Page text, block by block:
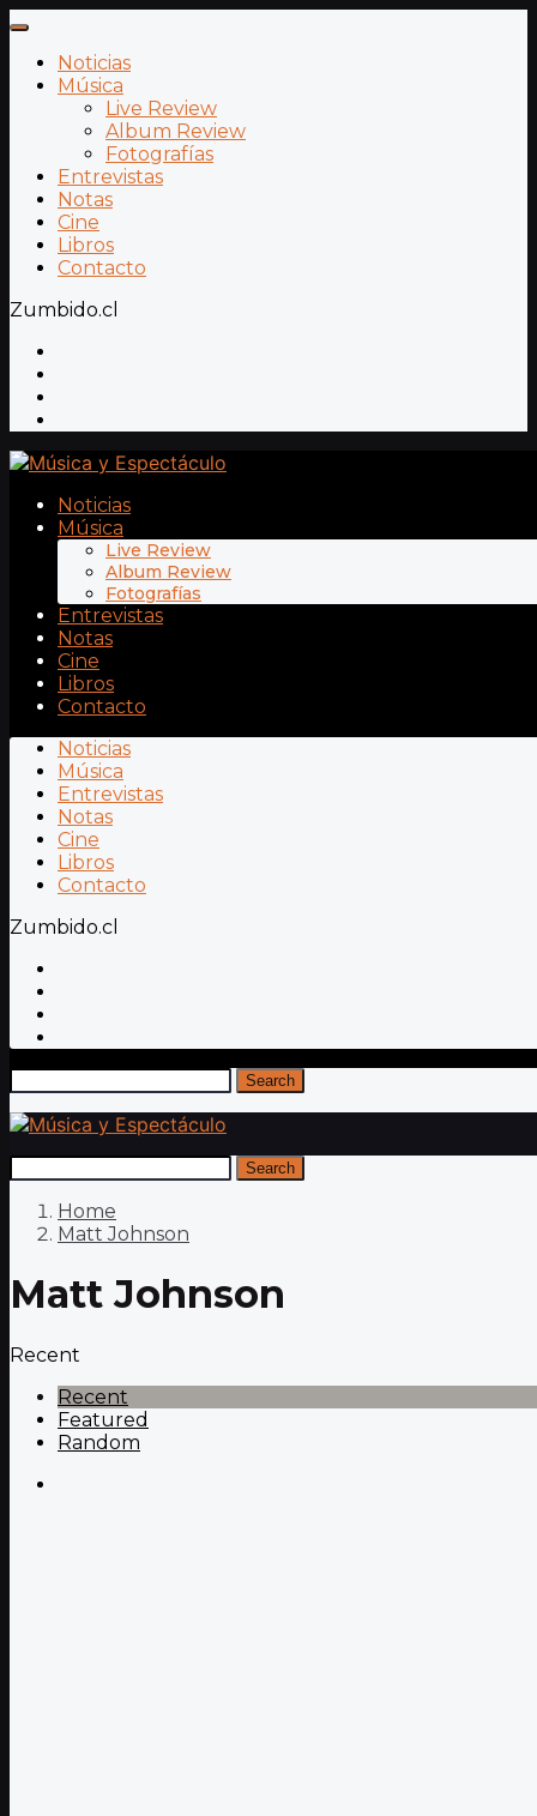
Noticias
Música
Live Review
Album Review
Fotografías
Entrevistas
Notas
Cine
Libros
Contacto
Zumbido.cl
Noticias
Música
Live Review
Album Review
Fotografías
Entrevistas
Notas
Cine
Libros
Contacto
Noticias
Música
Entrevistas
Notas
Cine
Libros
Contacto
Zumbido.cl
Search
Search
Home
Matt Johnson
Matt Johnson
Recent
Recent
Featured
Random